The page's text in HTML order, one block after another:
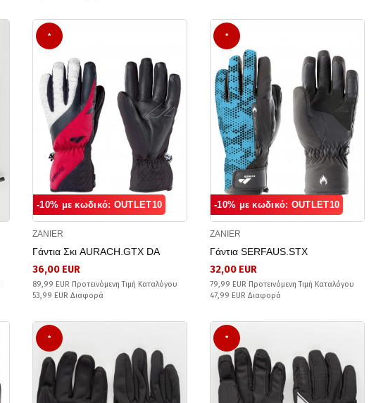
*
-10% με κωδικό: OUTLET10
ZANIER
Γάντια Σκι AURACH.GTX DA
36,00 EUR
89,99 EUR Προτεινόμενη Τιμή Καταλόγου
53,99 EUR Διαφορά
*
-10% με κωδικό: OUTLET10
ZANIER
Γάντια SERFAUS.STX
32,00 EUR
79,99 EUR Προτεινόμενη Τιμή Καταλόγου
47,99 EUR Διαφορά
* *